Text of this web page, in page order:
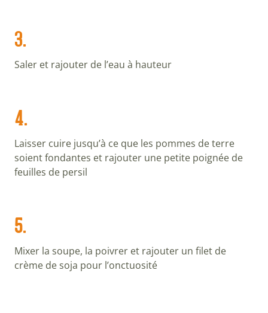
3.
Saler et rajouter de l’eau à hauteur
4.
Laisser cuire jusqu’à ce que les pommes de terre
soient fondantes et rajouter une petite poignée de
feuilles de persil
5.
Mixer la soupe, la poivrer et rajouter un filet de
crème de soja pour l’onctuosité